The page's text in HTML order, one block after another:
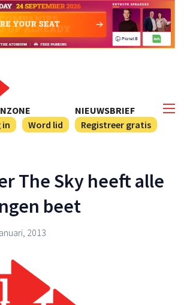
NIEUWSBRIEF
Registreer gratis
in
Word lid
The Sky heeft alle
beet
2013